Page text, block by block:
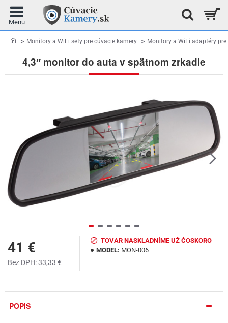
4,3″ monitor do auta v spätnom zrkadle
homeMonitory a WiFi sety pre cúvacie kamery Monitory a WiFi adaptéry
41 €
Bez DPH: 33,33 €
TOVAR NASKLADNÍME UŽ ČOSKORO
MODEL: MON-006
POPIS